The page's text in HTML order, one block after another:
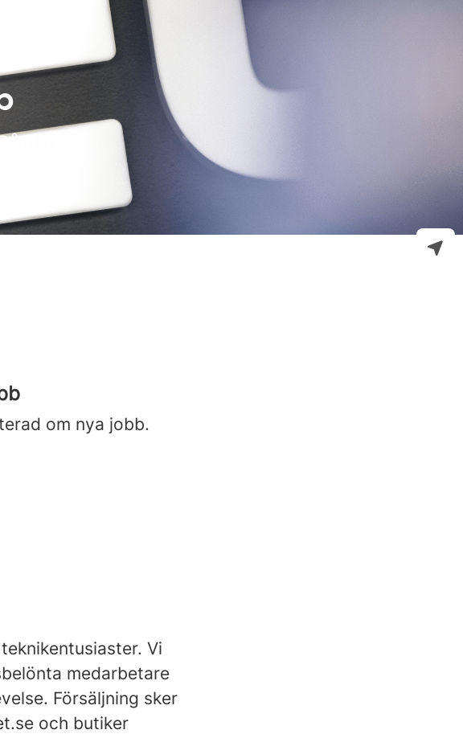
om nya jobb.
Vi
medarbetare
Försäljning sker
och butiker